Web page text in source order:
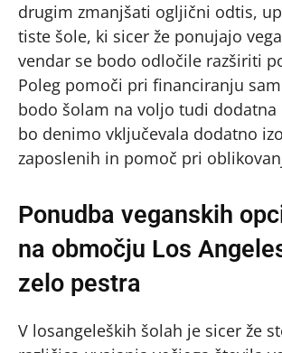
drugim zmanjšati ogljični odtis,
tiste šole, ki sicer že ponujajo
vendar se bodo odločile razširiti
Poleg pomoči pri financiranju
bodo šolam na voljo tudi dodatna
bo denimo vključevala dodatno
zaposlenih in pomoč pri
Ponudba veganskih
na območju Los
zelo pestra
V losangeleških šolah je sicer že